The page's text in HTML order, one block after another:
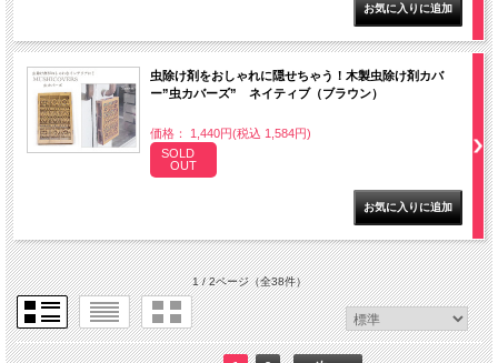
虫除け剤をおしゃれに隠せちゃう！木製虫除け剤カバ
ー”虫カバーズ” ネイティブ（ブラウン）
価格： 1,440円(税込 1,584円)
SOLD
OUT
1 / 2ページ（全38件）